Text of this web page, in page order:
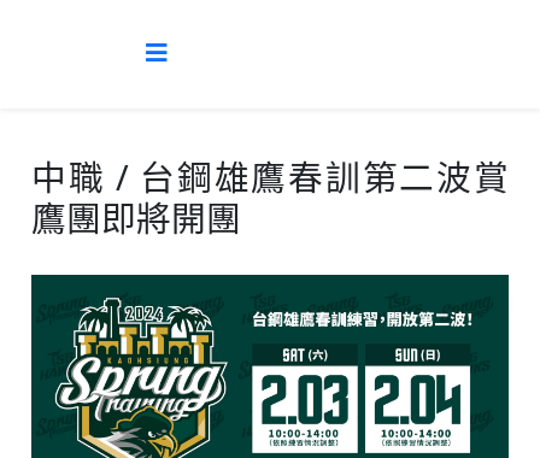
中職 / 台鋼雄鷹春訓第二波賞
鷹團即將開團